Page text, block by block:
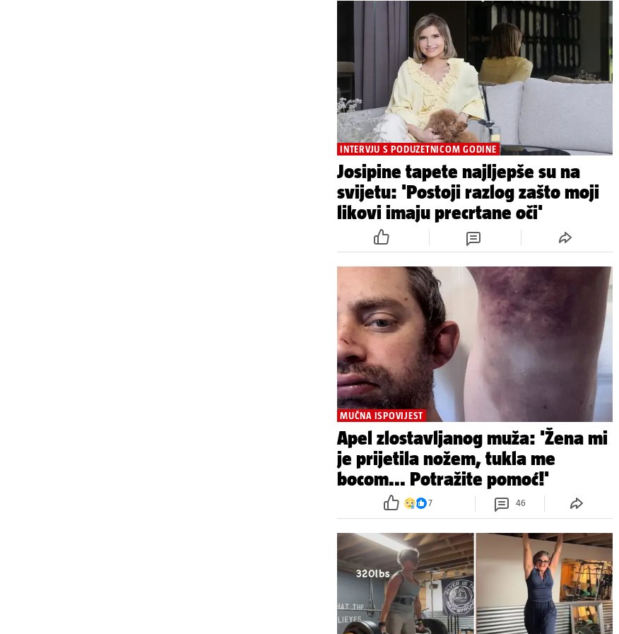
INTERVJU S PODUZETNICOM GODINE
Josipine tapete najljepše su na
svijetu: 'Postoji razlog zašto moji
likovi imaju precrtane oči'
MUČNA ISPOVIJEST
Apel zlostavljanog muža: 'Žena mi
je prijetila nožem, tukla me
bocom... Potražite pomoć!'
7 46